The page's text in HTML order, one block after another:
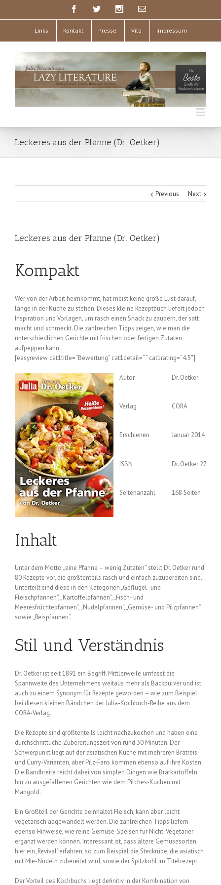
Links Kontakt Presse Vita Impressum
Leckeres aus der Pfanne (Dr. Oetker)
Previous Next
Leckeres aus der Pfanne (Dr. Oetker)
Kompakt
Wer von der Arbeit heimkommt, hat meist keine große Lust darauf,
lange in der Küche zu stehen. Dieses kleine Rezeptbuch liefert jedoch
Inspiration und Vorlagen, um rasch einen Snack zu zaubern, der satt
macht und schmeckt. Die zahlreichen Tipps zeigen, wie man die
unterschiedlichen Gerichte mit frischen oder fertigen Zutaten
aufpeppen kann.
[easyreview cat1title=“Bewertung“ cat1detail=“ “ cat1rating=“4.5″]
Autor Dr. Oetker
Verlag CORA
Erschienen Januar 2014
ISBN Dr. Oetker 27
Seitenanzahl 168 Seiten
Inhalt
Unter dem Motto „eine Pfanne – wenig Zutaten“ stellt Dr. Oetker rund
80 Rezepte vor, die größtenteils rasch und einfach zuzubereiten sind.
Unterteilt sind diese in den Kategorien „Geflügel- und
Fleischpfannen“, „Kartoffelpfannen“, „Fisch- und
Meeresfrüchtepfannen“, „Nudelpfannen“, „Gemüse- und Pilzpfannen“
sowie „Reispfannen“.
Stil und Verständnis
Dr. Oetker ist seit 1891 ein Begriff. Mittlerweile umfasst die
Spannweite des Unternehmens weitaus mehr als Backpulver und ist
auch zu einem Synonym für Rezepte geworden – wie zum Beispiel
bei diesen kleinen Bändchen der Julia-Kochbuch-Reihe aus dem
CORA-Verlag.
Die Rezepte sind größtenteils leicht nachzukochen und haben eine
durchschnittliche Zubereitungszeit von rund 30 Minuten. Der
Schwerpunkt liegt auf der asiatischen Küche mit mehreren Bratreis-
und Curry-Varianten, aber Pilz-Fans kommen ebenso auf ihre Kosten.
Die Bandbreite reicht dabei von simplen Dingen wie Bratkartoffeln
hin zu ausgefallenen Gerichten wie dem Pilches-Kuchen mit
Mangold.
Ein Großteil der Gerichte beinhaltet Fleisch, kann aber leicht
vegetarisch abgewandelt werden. Die zahlreichen Tipps liefern
ebenso Hinweise, wie reine Gemüse-Speisen für Nicht-Vegetarier
ergänzt werden können. Interessant ist, dass ältere Gemüsesorten
hier ein ‚Revival‘ erfahren, so zum Beispiel die Steckrübe, die asiatisch
mit Mie-Nudeln zubereitet wird, sowie der Spitzkohl im Titelrezept.
Der Vorteil des Kochbuchs liegt definitiv in der Kombination von